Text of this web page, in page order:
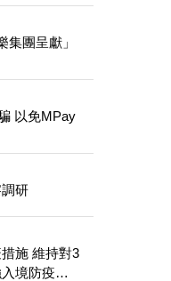
集團呈獻」
以免MPay
研
施 維持對3
境防疫措